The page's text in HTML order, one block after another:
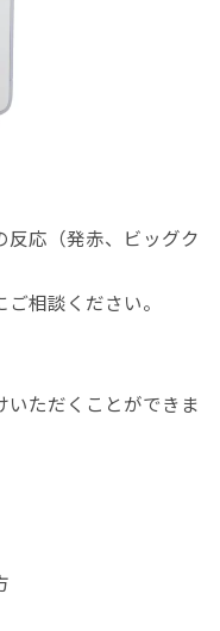
応（発赤、ビッグク
相談ください。
ただくことができま